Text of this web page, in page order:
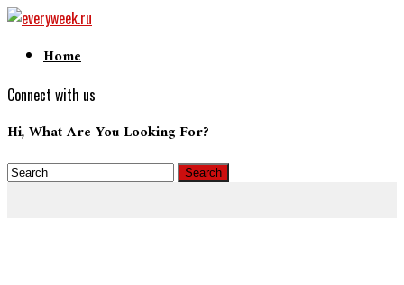
Home
Connect with us
Hi, What Are You Looking For?